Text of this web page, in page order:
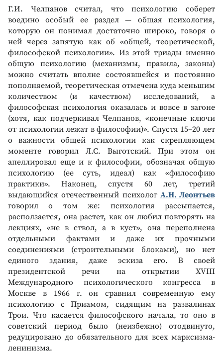
Г.И. Челпанов считал, что психологию соберет
воедино особый ее раздел — общая психология,
которую он понимал достаточно широко, говоря о
ней через запятую как об «общей, теоретической,
философской психологии». Из этой триады именно
общую психологию (механизмы, правила, законы)
можно считать вполне состоявшейся и постоянно
пополняемой, теоретическая отмечена куда меньшим
количеством (и качеством) исследований, а
философская психология оказалась и вовсе в загоне
(хотя, как подчеркивал Челпанов, «конечные ключи
от психологии лежат в философии)». Спустя 15–20 лет
о важности общей психологии как скрепляющем
моменте говорил Л.С. Выготский. При этом он
апеллировал еще и к философии, обозначая общую
психологию (ее суть, идеал) как «философию
практики». Наконец, спустя 60 лет, третий
выдающийся отечественный психолог А.Н. Леонтьев
говорил о том же: психология рассыпается,
расползается, она растет, как он любил повторять на
лекциях, «не в ствол, а в куст», она переполнена
отдельными фактами и даже их прочными
соединениями (строительными блоками), но нет
единого здания, даже эскиза его. В своей
президентской речи на открытии XVIII
Международного психологического конгресса в
Москве в 1966 г. он сравнил современную ему
психологию с Приамом, сидящим на развалинах
Трои. Что касается философского начала, то оно в
советский период было (неизбежно) отодвинуто,
редуцировано до обязательного для всех марксизма-
ленинизма.